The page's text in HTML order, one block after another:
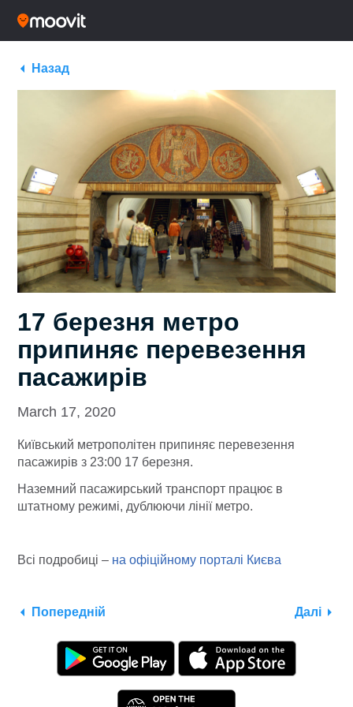
Назад
17 березня метро
припиняє перевезення
пасажирів
March 17, 2020
Київський метрополітен припиняє перевезення
пасажирів з 23:00 17 березня.
Наземний пасажирський транспорт працює в
штатному режимі, дублюючи лінії метро.
Всі подробиці – на офіційному порталі Києва
Попередній Далі